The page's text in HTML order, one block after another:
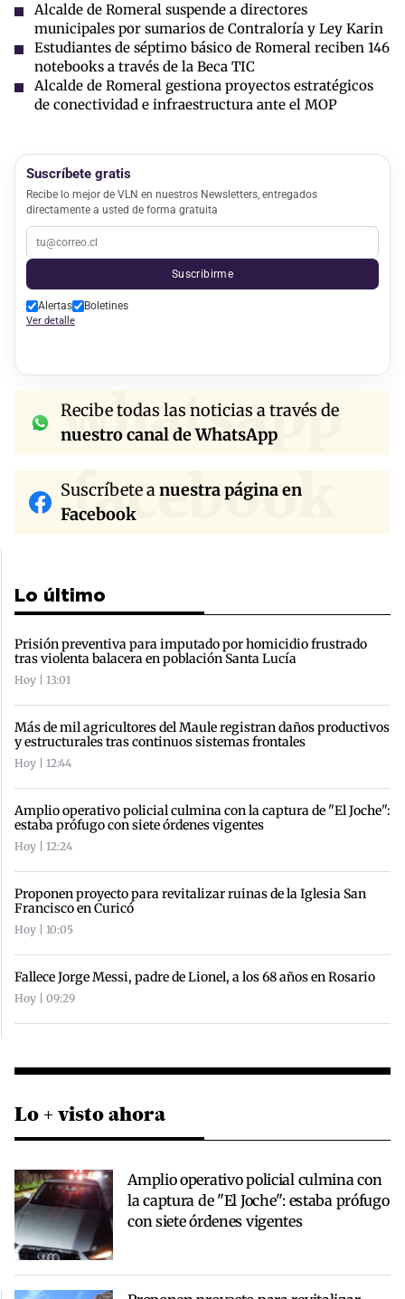
Alcalde de Romeral suspende a directores
municipales por sumarios de Contraloría y Ley Karin
Estudiantes de séptimo básico de Romeral reciben 146
notebooks a través de la Beca TIC
Alcalde de Romeral gestiona proyectos estratégicos
de conectividad e infraestructura ante el MOP
Suscríbete gratis
Recibe lo mejor de VLN en nuestros Newsletters, entregados
directamente a usted de forma gratuita
Suscribirme
Alertas Boletines
Ver detalle
whatsapp
Recibe todas las noticias a través de
nuestro canal de WhatsApp
facebook
Suscríbete anuestra página en
Facebook
Lo último
Prisión preventiva para imputado por homicidio frustrado
tras violenta balacera en población Santa Lucía
Hoy | 13:01
Más de mil agricultores del Maule registran daños productivos
y estructurales tras continuos sistemas frontales
Hoy | 12:44
Amplio operativo policial culmina con la captura de "El Joche":
estaba prófugo con siete órdenes vigentes
Hoy | 12:24
Proponen proyecto para revitalizar ruinas de la Iglesia San
Francisco en Curicó
Hoy | 10:05
Fallece Jorge Messi, padre de Lionel, a los 68 años en Rosario
Hoy | 09:29
Lo + visto ahora
Amplio operativo policial culmina con
la captura de "El Joche": estaba prófugo
con siete órdenes vigentes